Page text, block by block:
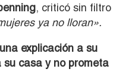
, criticó sin filtro
ya no lloran».
explicación a su
casa y no prometa